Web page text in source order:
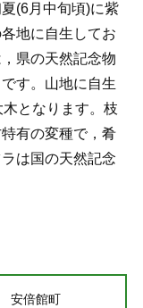
(6月中旬頃)に紫
地に自生してお
県の天然記念物
す。山地に自生
となります。枝
有の変種で，肴
は国の天然記念
安倍館町